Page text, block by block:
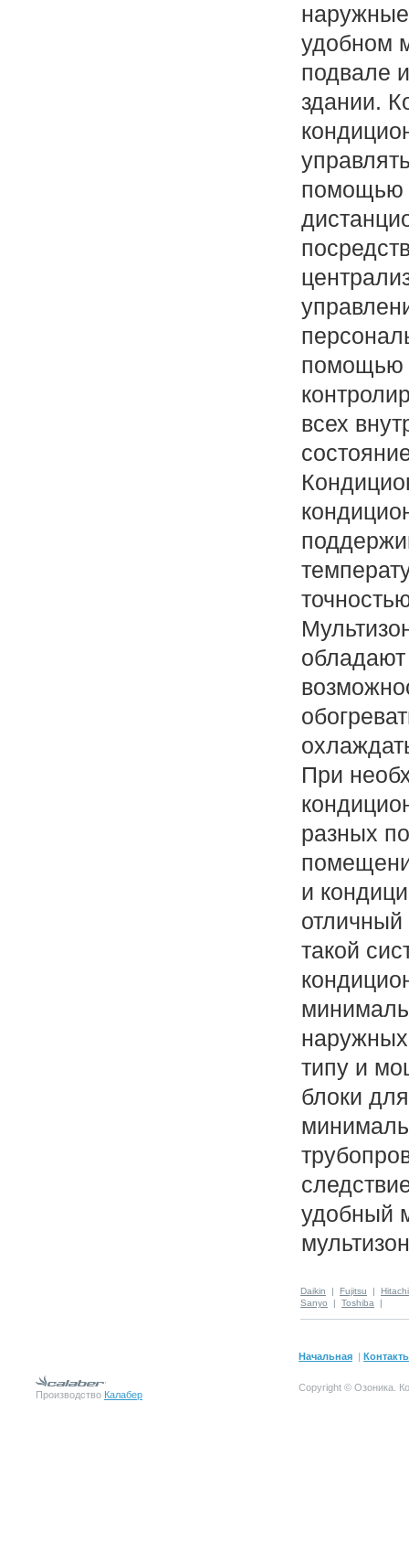
удобном
подвале
здании.
помощью
помощью
всех
При
разных
и
отличный
такой
типу и
блоки
удобный
Daikin | Fujitsu | Hitachi
Sanyo | Toshiba |
Начальная |
Производство Калабер
Copyright © Озоника.